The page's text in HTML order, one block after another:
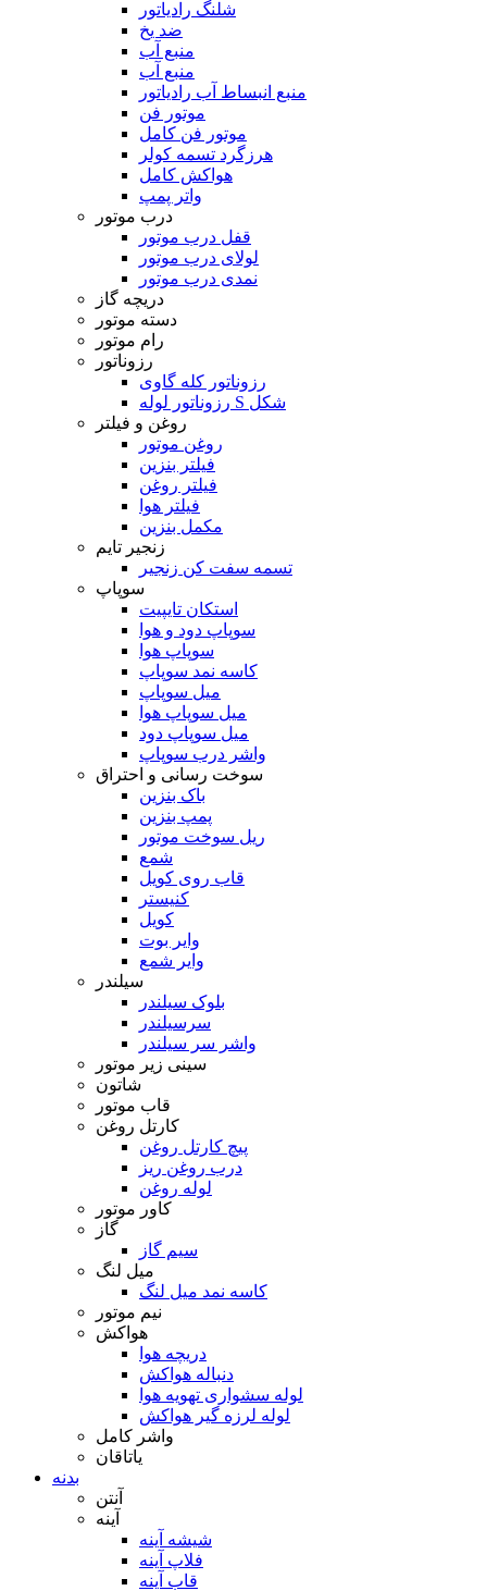
شلنگ رادیاتور
ضد یخ
منبع آب
منبع آب
منبع انبساط آب رادیاتور
موتور فن
موتور فن کامل
هرزگرد تسمه کولر
هواکش کامل
واتر پمپ
درب موتور
قفل درب موتور
لولای درب موتور
نمدی درب موتور
دریچه گاز
دسته موتور
رام موتور
رزوناتور
رزوناتور کله گاوی
رزوناتور لوله S شکل
روغن و فیلتر
روغن موتور
فیلتر بنزین
فیلتر روغن
فیلتر هوا
مکمل بنزین
زنجیر تایم
تسمه سفت کن زنجیر
سوپاپ
استکان تایپیت
سوپاپ دود و هوا
سوپاپ هوا
کاسه نمد سوپاپ
میل سوپاپ
میل سوپاپ هوا
میل سوپاپ دود
واشر درب سوپاپ
سوخت رسانی و احتراق
باک بنزین
پمپ بنزین
ریل سوخت موتور
شمع
قاب روی کویل
کنیستر
کویل
وایر بوت
وایر شمع
سیلندر
بلوک سیلندر
سرسیلندر
واشر سر سیلندر
سینی زیر موتور
شاتون
قاب موتور
کارتل روغن
پیچ کارتل روغن
درب روغن ریز
لوله روغن
کاور موتور
گاز
سیم گاز
میل لنگ
کاسه نمد میل لنگ
نیم موتور
هواکش
دریچه هوا
دنباله هواکش
لوله سشواری تهویه هوا
لوله لرزه گیر هواکش
واشر کامل
یاتاقان
بدنه
آنتن
آینه
شیشه آینه
فلاپ آینه
قاب آینه